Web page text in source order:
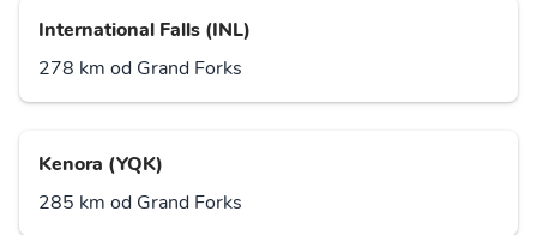
International Falls (INL)
278 km od Grand Forks
Kenora (YQK)
285 km od Grand Forks